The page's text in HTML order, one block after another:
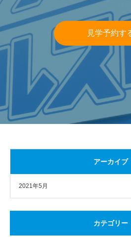
見学予約す
アーカイブ
2021年5月
カテゴリー